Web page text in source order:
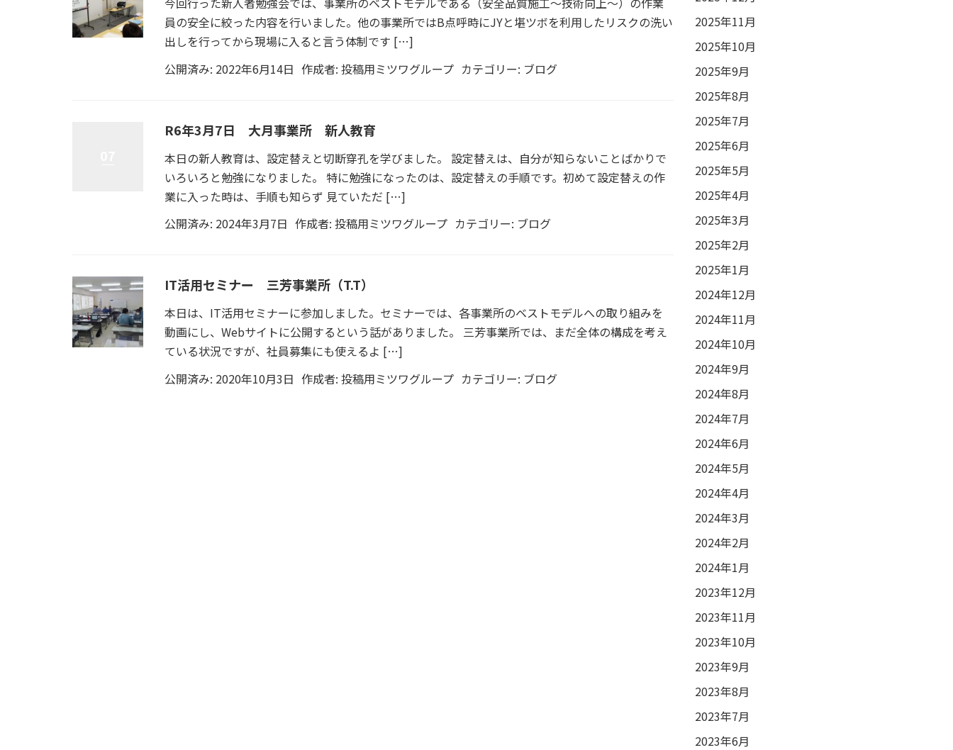
員の安全に絞った内容を行いました。他の事業所ではB点呼時にJYと堪ツボを利用したリスクの洗い
出しを行ってから現場に入ると言う体制です […]
公開済み: 2022年6月14日 作成者: 投稿用ミツワグループ カテゴリー: ブログ
R6年3月7日 大月事業所 新人教育
本日の新人教育は、設定替えと切断穿孔を学びました。 設定替えは、自分が知らないことばかりで
いろいろと勉強になりました。 特に勉強になったのは、設定替えの手順です。初めて設定替えの作
業に入った時は、手順も知らず 見ていただ […]
公開済み: 2024年3月7日 作成者: 投稿用ミツワグループ カテゴリー: ブログ
IT活用セミナー 三芳事業所（T.T）
本日は、IT活用セミナーに参加しました。セミナーでは、各事業所のベストモデルへの取り組みを
動画にし、Webサイトに公開するという話がありました。 三芳事業所では、まだ全体の構成を考え
ている状況ですが、社員募集にも使えるよ […]
公開済み: 2020年10月3日 作成者: 投稿用ミツワグループ カテゴリー: ブログ
2025年11月
2025年10月
2025年9月
2025年8月
2025年7月
2025年6月
2025年5月
2025年4月
2025年3月
2025年2月
2025年1月
2024年12月
2024年11月
2024年10月
2024年9月
2024年8月
2024年7月
2024年6月
2024年5月
2024年4月
2024年3月
2024年2月
2024年1月
2023年12月
2023年11月
2023年10月
2023年9月
2023年8月
2023年7月
2023年6月